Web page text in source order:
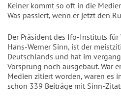
Keiner kommt so oft in die
Was passiert, wenn er jetzt den
Der Präsident des Ifo-Instituts
Hans-Werner Sinn, ist der
Deutschlands und hat im
Vorsprung noch ausgebaut. War
Medien zitiert worden, waren es
schon 339 Beiträge mit Sinn-